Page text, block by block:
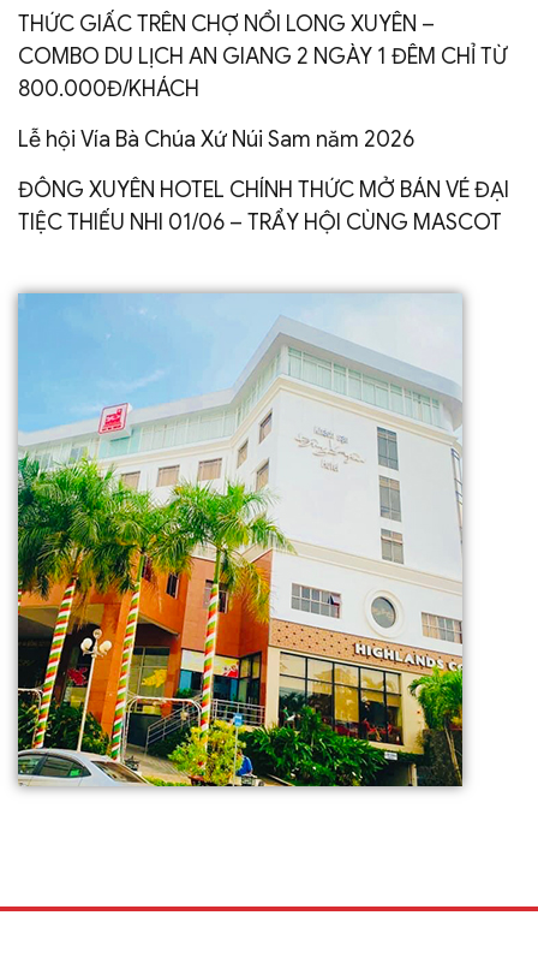
THỨC GIẤC TRÊN CHỢ NỔI LONG XUYÊN –
COMBO DU LỊCH AN GIANG 2 NGÀY 1 ĐÊM CHỈ TỪ
800.000Đ/KHÁCH
Lễ hội Vía Bà Chúa Xứ Núi Sam năm 2026
ĐÔNG XUYÊN HOTEL CHÍNH THỨC MỞ BÁN VÉ ĐẠI
TIỆC THIẾU NHI 01/06 – TRẨY HỘI CÙNG MASCOT